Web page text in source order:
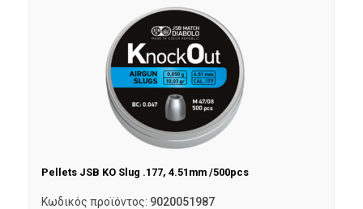
Pellets JSB KO Slug .177, 4.51mm /500pcs
Κωδικός προϊόντος: 9020051987